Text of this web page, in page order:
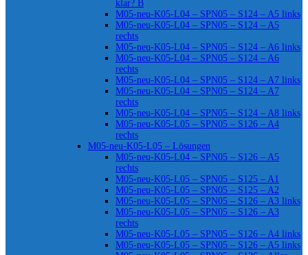
klar? B
M05-neu-K05-L04 – SPN05 – S124 – A5 links
M05-neu-K05-L04 – SPN05 – S124 – A5
rechts
M05-neu-K05-L04 – SPN05 – S124 – A6 links
M05-neu-K05-L04 – SPN05 – S124 – A6
rechts
M05-neu-K05-L04 – SPN05 – S124 – A7 links
M05-neu-K05-L04 – SPN05 – S124 – A7
rechts
M05-neu-K05-L04 – SPN05 – S124 – A8 links
M05-neu-K05-L05 – SPN05 – S126 – A4
rechts
M05-neu-K05-L05 – Lösungen
M05-neu-K05-L04 – SPN05 – S126 – A5
rechts
M05-neu-K05-L05 – SPN05 – S125 – A1
M05-neu-K05-L05 – SPN05 – S125 – A2
M05-neu-K05-L05 – SPN05 – S126 – A3 links
M05-neu-K05-L05 – SPN05 – S126 – A3
rechts
M05-neu-K05-L05 – SPN05 – S126 – A4 links
M05-neu-K05-L05 – SPN05 – S126 – A5 links